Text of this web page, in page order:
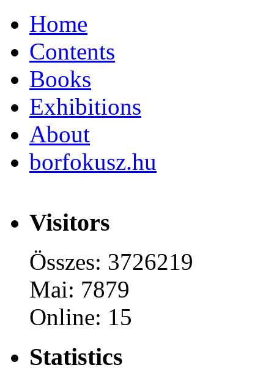
Home
Contents
Books
Exhibitions
About
borfokusz.hu
Visitors
Összes: 3726219
Mai: 7879
Online: 15
Statistics